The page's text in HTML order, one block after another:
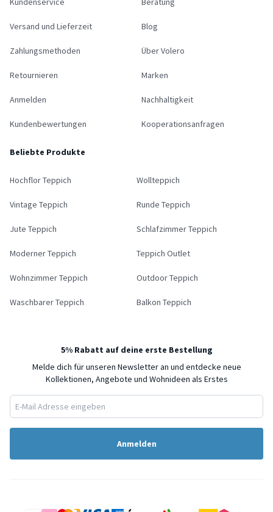
Versand und Lieferzeit
Zahlungsmethoden
Retournieren
Anmelden
Kundenbewertungen
Blog
Über Volero
Marken
Nachhaltigkeit
Kooperationsanfragen
Beliebte Produkte
Hochflor Teppich Wollteppich
Vintage Teppich Runde Teppich
Jute Teppich Schlafzimmer Teppich
Moderner Teppich Teppich Outlet
Wohnzimmer Teppich Outdoor Teppich
Waschbarer Teppich Balkon Teppich
5% Rabatt auf deine erste Bestellung
Melde dich für unseren Newsletter an und entdecke neue
Kollektionen, Angebote und Wohnideen als Erstes
Anmelden